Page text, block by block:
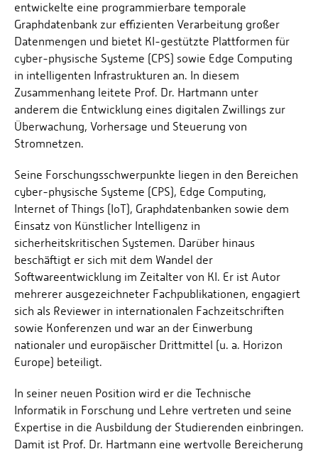
entwickelte eine programmierbare temporale
Graphdatenbank zur effizienten Verarbeitung großer
Datenmengen und bietet KI-gestützte Plattformen für
cyber-physische Systeme (CPS) sowie Edge Computing
in intelligenten Infrastrukturen an. In diesem
Zusammenhang leitete Prof. Dr. Hartmann unter
anderem die Entwicklung eines digitalen Zwillings zur
Überwachung, Vorhersage und Steuerung von
Stromnetzen.
Seine Forschungsschwerpunkte liegen in den Bereichen
cyber-physische Systeme (CPS), Edge Computing,
Internet of Things (IoT), Graphdatenbanken sowie dem
Einsatz von Künstlicher Intelligenz in
sicherheitskritischen Systemen. Darüber hinaus
beschäftigt er sich mit dem Wandel der
Softwareentwicklung im Zeitalter von KI. Er ist Autor
mehrerer ausgezeichneter Fachpublikationen, engagiert
sich als Reviewer in internationalen Fachzeitschriften
sowie Konferenzen und war an der Einwerbung
nationaler und europäischer Drittmittel (u. a. Horizon
Europe) beteiligt.
In seiner neuen Position wird er die Technische
Informatik in Forschung und Lehre vertreten und seine
Expertise in die Ausbildung der Studierenden einbringen.
Damit ist Prof. Dr. Hartmann eine wertvolle Bereicherung